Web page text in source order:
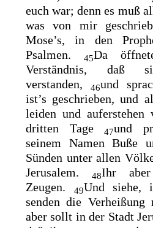
euch war; denn es muß
was von mir
Mose’s, in den
Psalmen.
45Da
Verständnis, daß
verstanden,
46und
ist’s geschrieben, und
leiden und auferstehen
dritten Tage
47und
seinem Namen Buße
Sünden unter allen
Jerusalem.
48Ihr
Zeugen.
49Und siehe,
senden die Verheißung
aber sollt in der Stadt